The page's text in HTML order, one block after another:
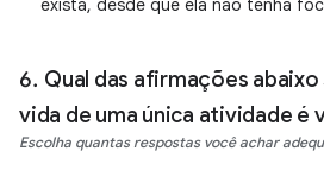
exista, desde que ela não tenha
Qual das afirmações
vida de uma única atividade é
Escolha quantas respostas você achar